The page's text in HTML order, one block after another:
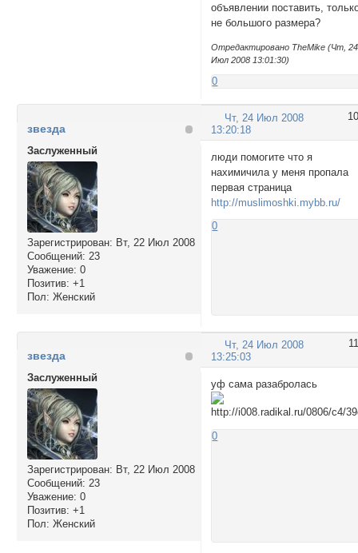
объявлении поставить,
не большого размера?
Отредактировано TheMike (Чт, 24
Июл 2008 13:01:30)
0
10
Чт, 24 Июл 2008
13:20:18
звезда
Заслуженный
Зарегистрирован: Вт, 22 Июл 2008
Сообщений: 23
Уважение: 0
Позитив: +1
Пол: Женский
люди помогите что я
нахимичила у меня пропала
первая страница
http://muslimoshki.mybb.ru/
0
11
Чт, 24 Июл 2008
13:25:03
звезда
Заслуженный
Зарегистрирован: Вт, 22 Июл 2008
Сообщений: 23
Уважение: 0
Позитив: +1
Пол: Женский
уф сама разабролась
0